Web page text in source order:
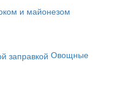
и майонезом
Овощные